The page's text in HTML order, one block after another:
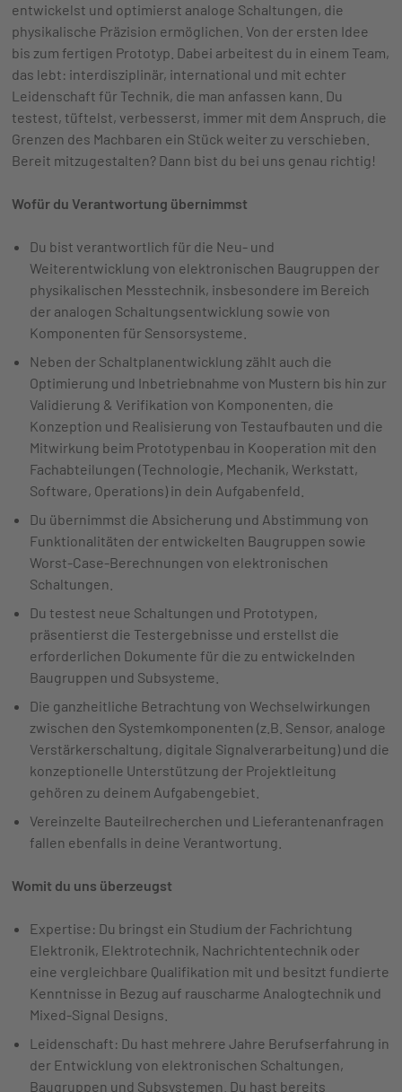
entwickelst und optimierst analoge Schaltungen, die
physikalische Präzision ermöglichen. Von der ersten Idee
bis zum fertigen Prototyp. Dabei arbeitest du in einem Team,
das lebt: interdisziplinär, international und mit echter
Leidenschaft für Technik, die man anfassen kann. Du
testest, tüftelst, verbesserst, immer mit dem Anspruch, die
Grenzen des Machbaren ein Stück weiter zu verschieben.
Bereit mitzugestalten? Dann bist du bei uns genau richtig!
Wofür du Verantwortung übernimmst
Du bist verantwortlich für die Neu- und
Weiterentwicklung von elektronischen Baugruppen der
physikalischen Messtechnik, insbesondere im Bereich
der analogen Schaltungsentwicklung sowie von
Komponenten für Sensorsysteme.
Neben der Schaltplanentwicklung zählt auch die
Optimierung und Inbetriebnahme von Mustern bis hin zur
Validierung & Verifikation von Komponenten, die
Konzeption und Realisierung von Testaufbauten und die
Mitwirkung beim Prototypenbau in Kooperation mit den
Fachabteilungen (Technologie, Mechanik, Werkstatt,
Software, Operations) in dein Aufgabenfeld.
Du übernimmst die Absicherung und Abstimmung von
Funktionalitäten der entwickelten Baugruppen sowie
Worst-Case-Berechnungen von elektronischen
Schaltungen.
Du testest neue Schaltungen und Prototypen,
präsentierst die Testergebnisse und erstellst die
erforderlichen Dokumente für die zu entwickelnden
Baugruppen und Subsysteme.
Die ganzheitliche Betrachtung von Wechselwirkungen
zwischen den Systemkomponenten (z.B. Sensor, analoge
Verstärkerschaltung, digitale Signalverarbeitung) und die
konzeptionelle Unterstützung der Projektleitung
gehören zu deinem Aufgabengebiet.
Vereinzelte Bauteilrecherchen und Lieferantenanfragen
fallen ebenfalls in deine Verantwortung.
Womit du uns überzeugst
Expertise: Du bringst ein Studium der Fachrichtung
Elektronik, Elektrotechnik, Nachrichtentechnik oder
eine vergleichbare Qualifikation mit und besitzt fundierte
Kenntnisse in Bezug auf rauscharme Analogtechnik und
Mixed-Signal Designs.
Leidenschaft: Du hast mehrere Jahre Berufserfahrung in
der Entwicklung von elektronischen Schaltungen,
Baugruppen und Subsystemen. Du hast bereits